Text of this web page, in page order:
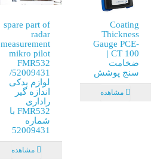
Coating
Thickness
Gauge PCE-
CT 100 |
ضخامت
سنج پوشش
مشاهده
spare part of
radar
measurement
mikro pilot
FMR532
52009431/
لوازم یدکی
اندازه گیر
راداری
FMR532 با
شماره
52009431
مشاهده